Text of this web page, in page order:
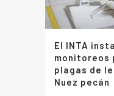
El INTA
monitoreos
plagas de
Nuez pecán